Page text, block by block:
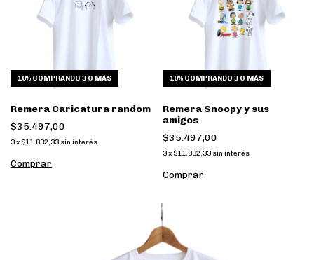
10% COMPRANDO 3 O MÁS
Remera Caricatura random
$35.497,00
3x $11.832,33 sin interés
Comprar
10% COMPRANDO 3 O MÁS
Remera Snoopy y sus
amigos
$35.497,00
3 x $11.832,33 sin interés
Comprar